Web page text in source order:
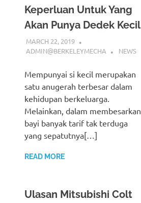
Keperluan Untuk Yang
Akan Punya Dedek Kecil
MARCH 22, 2019
ADMIN@BERKELEYMECHA
NEWS
Mempunyai si kecil merupakan
satu anugerah terbesar dalam
kehidupan berkeluarga.
Melainkan, dalam membesarkan
bayi banyak tarif tak terduga
yang sepatutnya[…]
READ MORE
Ulasan Mitsubishi Colt